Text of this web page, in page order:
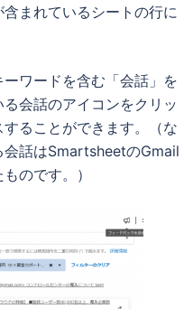
まれているシートの行に
ワードを含む「会話」を
会話のアイコンをクリッ
ることができます。（な
会話はSmartsheetのGmail
のです。）